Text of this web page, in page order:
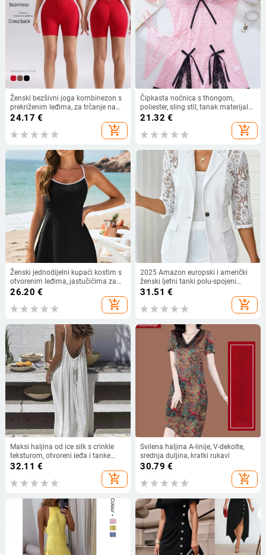
Ženski bezšivni joga kombinezon s
prekriženim leđima, za trčanje na
otvorenom, upija vlagu, 90% najlon,
10% spandeks, uklonjive jastuke za
prsa, ljeto 2025
24.17 €
add_shopping_cart
Čipkasta noćnica s thongom,
poliester, sling stil, tanak materijal
101–120 g/m², postotak poliester
21.32 €
add_shopping_cart
Ženski jednodijelni kupaći kostim s
otvorenim leđima, jastučićima za
prsa, visokom elastičnošću i
izdržljivim poliesterom, bez rukava.
26.20 €
add_shopping_cart
2025 Amazon europski i američki
ženski ljetni tanki polu-spojeni
čipkasti mali top s jednim gumbom
31.51 €
add_shopping_cart
Maksi haljina od ice silk s crinkle
teksturom, otvoreni leđa i tanke
naramenice, plisirana
32.11 €
add_shopping_cart
Svilena haljina A-linije, V-dekolte,
srednja duljina, kratki rukavi
30.79 €
add_shopping_cart